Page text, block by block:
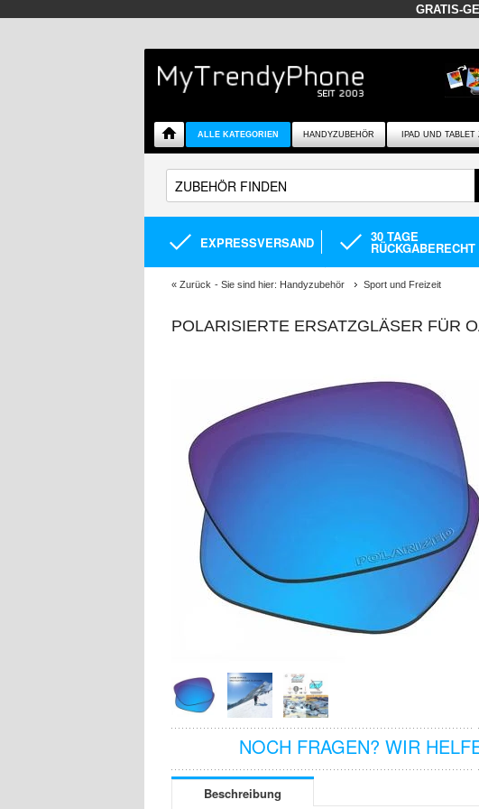
GRATIS-
ALLE KATEGORIEN HANDYZUBEHÖR IPAD UND TABLET
EXPRESSVERSAND 30 TAGE
RÜCKGABERECHT
« Zurück - Sie sind hier: Handyzubehör Sport und Freizeit
POLARISIERTE ERSATZGLÄSER FÜR
NOCH FRAGEN? WIR
Beschreibung